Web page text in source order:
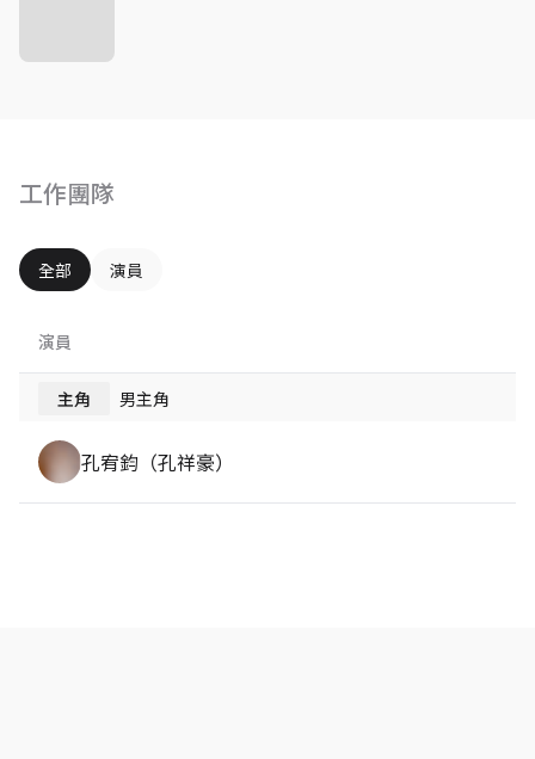
工作團隊
全部 演員
演員
主角 男主角
孔宥鈞（孔祥豪）